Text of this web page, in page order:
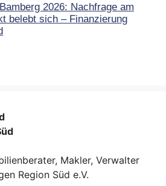
2026: Nachfrage am
belebt sich – Finanzierung
Makler, Verwalter
Region Süd e.V.